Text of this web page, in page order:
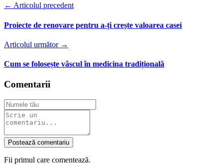
← Articolul precedent
Proiecte de renovare pentru a-ți crește valoarea casei
Articolul următor →
Cum se folosește vâscul în medicina tradițională
Comentarii
Postează comentariu
Fii primul care comentează.